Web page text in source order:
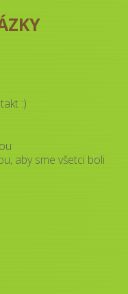
:)
aby sme všetci boli